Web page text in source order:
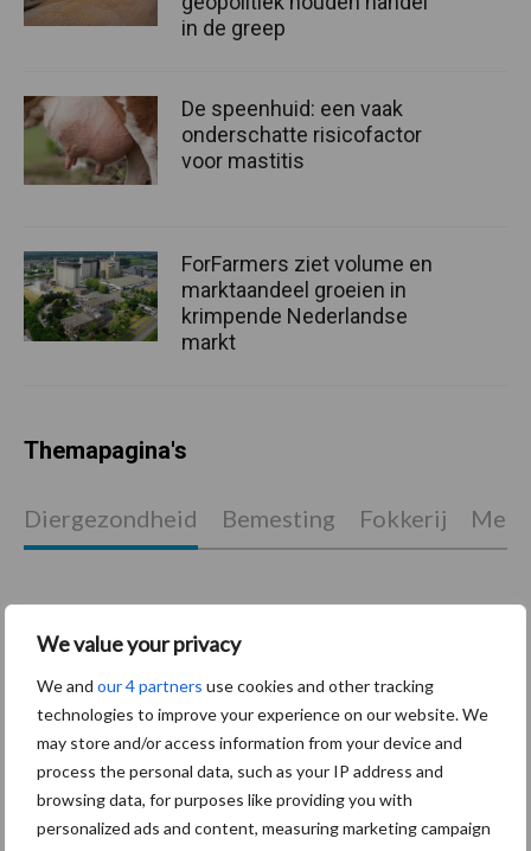
We value your privacy
We and our 4 partners use cookies and other tracking
technologies to improve your experience on our website. We
may store and/or access information from your device and
process the personal data, such as your IP address and
browsing data, for purposes like providing you with
personalized ads and content, measuring marketing campaign
in de greep
De speenhuid: een vaak
onderschatte risicofactor
voor mastitis
ForFarmers ziet volume en
marktaandeel groeien in
krimpende Nederlandse
markt
Themapagina's
Diergezondheid Bemesting Fokkerij
Mastitis
Toon meer